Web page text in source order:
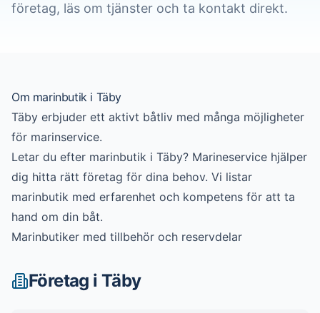
företag, läs om tjänster och ta kontakt direkt.
Om marinbutiki Täby
Täby erbjuder ett aktivt båtliv med många möjligheter
för marinservice.
Letar du efter marinbutik i Täby? Marineservice hjälper
dig hitta rätt företag för dina behov. Vi listar
marinbutik med erfarenhet och kompetens för att ta
hand om din båt.
Marinbutiker med tillbehör och reservdelar
Företag iTäby